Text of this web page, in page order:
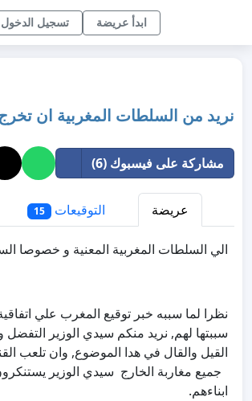
تسجيل الدخول ابدأ عريضة
نريد من السلطات المغربية ان
مشاركة على فيسبوك (6)
عريضة التوقيعات 15
الي السلطات المغربية المعنية و خصوصا
نظرا لما سببه خبر توقيع المغرب علي
سببتها لهم, نريد منكم سيدي الوزير
القيل والقال في هدا الموضوع, وان
جميع مغاربة الخارج سيدي الوزير
ابناءهم.